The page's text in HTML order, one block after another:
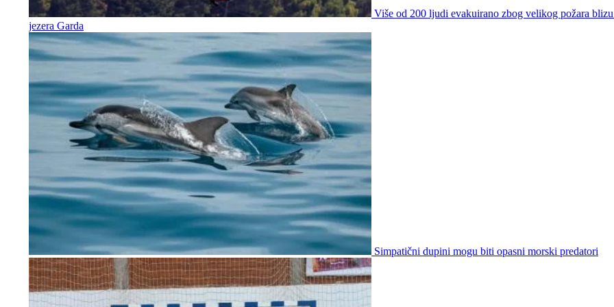
Više od 200 ljudi evakuirano zbog velikog požara
jezera Garda
Simpatični dupini mogu biti opasni morski predatori